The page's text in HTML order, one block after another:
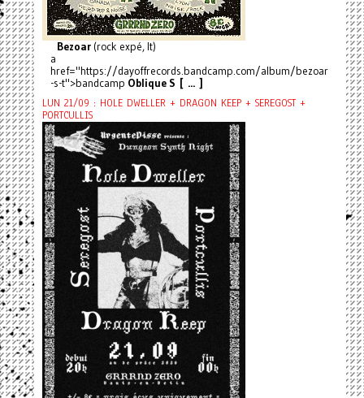
Bezoar(rock expé, It)
a
href="https://dayoffrecords.bandcamp.com/album/bezoar
-s-t">bandcamp Oblique S [ ... ]
LUN 21/09 : HOLE DWELLER + DRAGON KEEP + SEREGOST +
PORTCULLIS